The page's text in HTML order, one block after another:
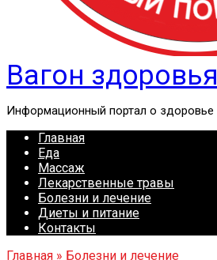
Вагон здоровья
Информационный портал о здоровье
Главная
Еда
Массаж
Лекарственные травы
Болезни и лечение
Диеты и питание
Контакты
Главная » Болезни и лечение